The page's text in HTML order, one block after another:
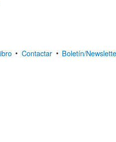
• Contactar • Boletín/